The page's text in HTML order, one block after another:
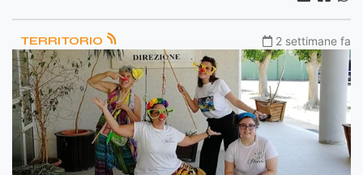
TERRITORIO 2 settimane fa